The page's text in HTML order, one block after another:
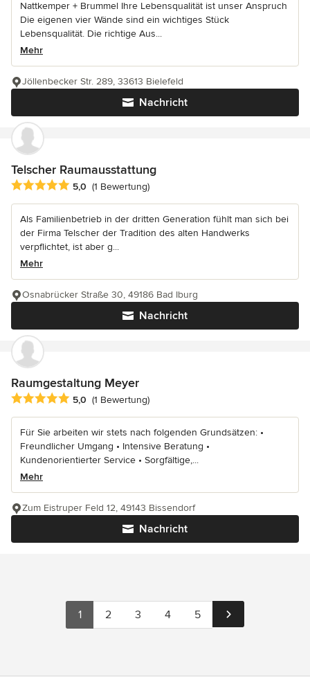
Nattkemper + Brummel Ihre Lebensqualität ist unser Anspruch
Die eigenen vier Wände sind ein wichtiges Stück
Lebensqualität. Die richtige Aus...
Mehr
Nachricht
Jöllenbecker Str. 289, 33613 Bielefeld
Telscher Raumausstattung
Durchschnittliche Bewertung: 5 von 5 Sternen
5,0 (1 Bewertung)
Als Familienbetrieb in der dritten Generation fühlt man sich bei
der Firma Telscher der Tradition des alten Handwerks
verpflichtet, ist aber g...
Mehr
Nachricht
Osnabrücker Straße 30, 49186 Bad Iburg
Raumgestaltung Meyer
Durchschnittliche Bewertung: 5 von 5 Sternen
5,0 (1 Bewertung)
Für Sie arbeiten wir stets nach folgenden Grundsätzen: •
Freundlicher Umgang • Intensive Beratung •
Kundenorientierter Service • Sorgfältige,...
Mehr
Nachricht
Zum Eistruper Feld 12, 49143 Bissendorf
1 2 3 4 5